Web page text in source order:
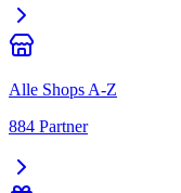
Alle Shops A-Z
884 Partner